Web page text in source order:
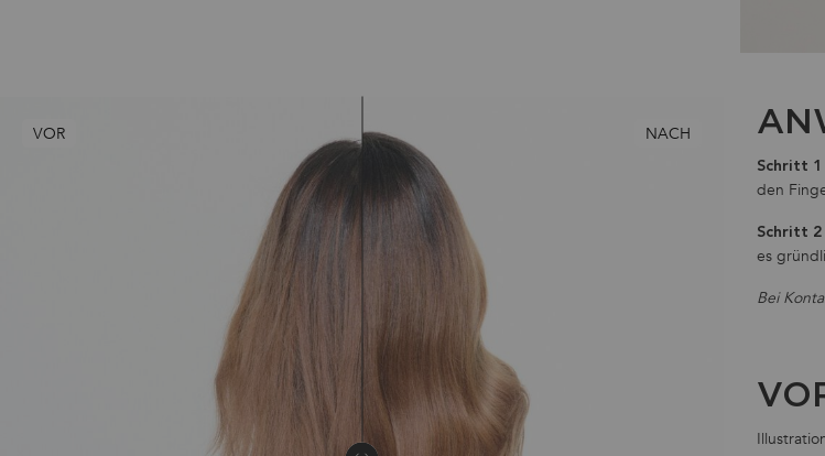
NACH
VOR
Schritt 1
den
Schritt 2
es
Bei